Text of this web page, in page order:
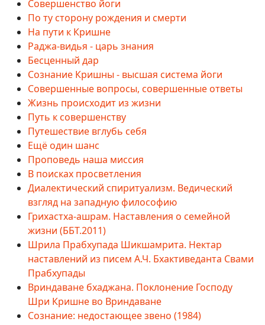
Совершенство йоги
По ту сторону рождения и смерти
На пути к Кришне
Раджа-видья - царь знания
Бесценный дар
Сознание Кришны - высшая система йоги
Совершенные вопросы, совершенные ответы
Жизнь происходит из жизни
Путь к совершенству
Путешествие вглубь себя
Ещё один шанс
Проповедь наша миссия
В поисках просветления
Диалектический спиритуализм. Ведический
взгляд на западную философию
Грихастха-ашрам. Наставления о семейной
жизни (ББТ.2011)
Шрила Прабхупада Шикшамрита. Нектар
наставлений из писем А.Ч. Бхактиведанта Свами
Прабхупады
Вриндаване бхаджана. Поклонение Господу
Шри Кришне во Вриндаване
Сознание: недостающее звено (1984)